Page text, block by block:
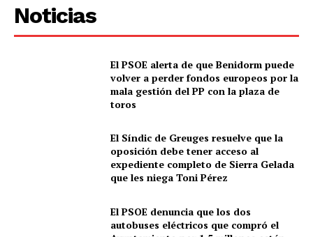
Noticias
El PSOE alerta de que Benidorm puede
volver a perder fondos europeos por la
mala gestión del PP con la plaza de
toros
El Síndic de Greuges resuelve que la
oposición debe tener acceso al
expediente completo de Sierra Gelada
que les niega Toni Pérez
El PSOE denuncia que los dos
autobuses eléctricos que compró el